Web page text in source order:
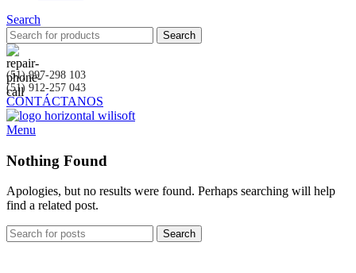
Search
Search
(51) 997-298 103
(51) 912-257 043
CONTÁCTANOS
Menu
Nothing Found
Apologies, but no results were found. Perhaps searching will help
find a related post.
Search